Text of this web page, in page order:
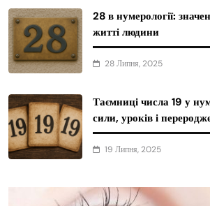
28 в нумерології:
житті людини
28 Липня, 2025
Таємниці числа 19 у
сили, уроків і
19 Липня, 2025